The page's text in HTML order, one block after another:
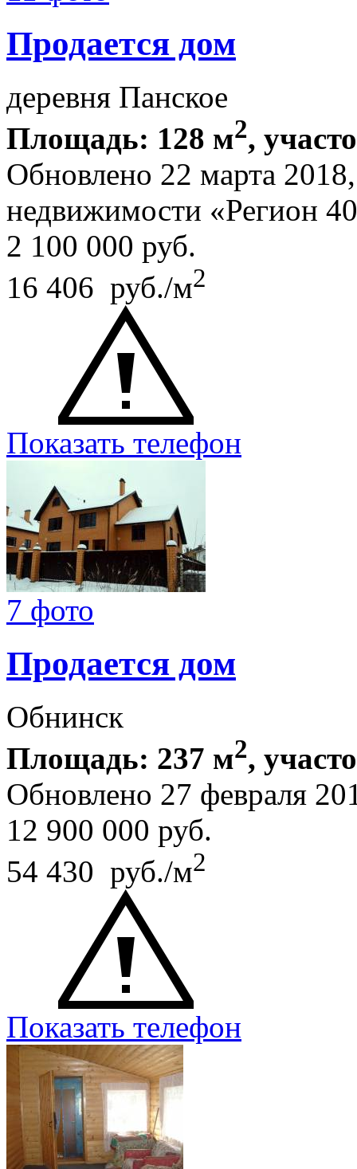
Продается дом
деревня Панское
Площадь: 128 м2,
Обновлено 22 марта
недвижимости «Регион
2 100 000 руб.
16 406 руб./м2
Показать телефон
7 фото
Продается дом
Обнинск
Площадь: 237 м2,
Обновлено 27 февраля
12 900 000 руб.
54 430 руб./м2
Показать телефон